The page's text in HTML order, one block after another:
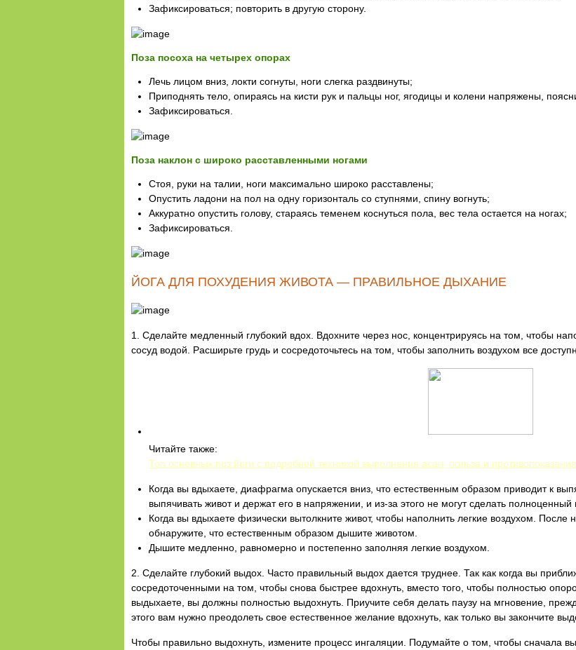
Зафиксироваться; повторить в другую сторону.
Поза посоха на четырех опорах
Лечь лицом вниз, локти согнуты, ноги слегка раздвинуты;
Приподнять тело, опираясь на кисти рук и пальцы ног, ягодицы и колени напряжены,
Зафиксироваться.
Поза наклон с широко расставленными ногами
Стоя, руки на талии, ноги максимально широко расставлены;
Опустить ладони на пол на одну горизонталь со ступнями, спину вогнуть;
Аккуратно опустить голову, стараясь теменем коснуться пола, вес тела остается на ногах;
Зафиксироваться.
ЙОГА ДЛЯ ПОХУДЕНИЯ ЖИВОТА — ПРАВИЛЬНОЕ ДЫХАНИЕ
1. Сделайте медленный глубокий вдох. Вдохните через нос, концентрируясь на том, чтобы
сосуд водой. Расширьте грудь и сосредоточьтесь на том, чтобы заполнить воздухом все
Читайте также:
Топ основных поз йоги с подробной техникой выполнения асан, польза и
Когда вы вдыхаете, диафрагма опускается вниз, что естественным образом приводит к
выпячивать живот и держат его в напряжении, и из-за этого не могут сделать полноценный
Когда вы вдыхаете физически вытолкните живот, чтобы наполнить легкие воздухом. После
обнаружите, что естественным образом дышите животом.
Дышите медленно, равномерно и постепенно заполняя легкие воздухом.
2. Сделайте глубокий выдох. Часто правильный выдох дается труднее. Так как когда вы
сосредоточенными на том, чтобы снова быстрее вдохнуть, вместо того, чтобы полностью
выдыхаете, вы должны полностью выдохнуть. Приучите себя делать паузу на мгновение,
этого вам нужно преодолеть свое естественное желание вдохнуть, как только вы закончите
Чтобы правильно выдохнуть, измените процесс ингаляции. Подумайте о том, чтобы сначала